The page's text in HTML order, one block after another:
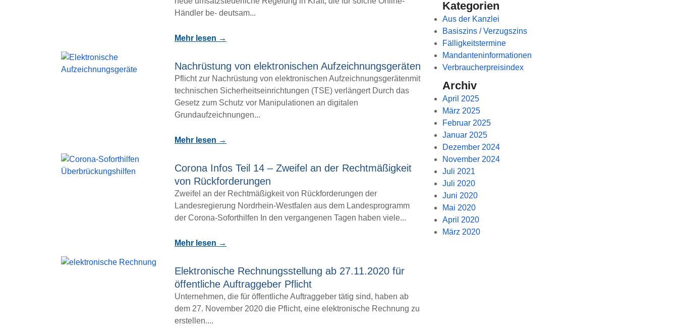
Händler be- deutsam...
Mehr lesen →
Nachrüstung von elektronischen Aufzeichnungsgeräten
Pflicht zur Nachrüstung von elektronischen Aufzeichnungsgerätenmit
technischen Sicherheitseinrichtungen (TSE) verlängert Durch das
Gesetz zum Schutz vor Manipulationen an digitalen
Grundaufzeichnungen...
Mehr lesen →
Corona Infos Teil 14 – Zweifel an der Rechtmäßigkeit
von Rückforderungen
Zweifel an der Rechtmäßigkeit von Rückforderungen der
Landesregierung Nordrhein-Westfalen aus dem Landesprogramm
der Corona-Soforthilfen In den vergangenen Tagen haben viele...
Mehr lesen →
Elektronische Rechnungsstellung ab 27.11.2020 für
öffentliche Auftraggeber Pflicht
Unternehmen, die für öffentliche Auftraggeber tätig sind, haben ab
dem 27. November 2020 die Pflicht, eine elektronische Rechnung zu
erstellen....
Kategorien
Aus der Kanzlei
Basiszins / Verzugszins
Fälligkeitstermine
Mandanteninformationen
Verbraucherpreisindex
Archiv
April 2025
März 2025
Februar 2025
Januar 2025
Dezember 2024
November 2024
Juli 2021
Juli 2020
Juni 2020
Mai 2020
April 2020
März 2020